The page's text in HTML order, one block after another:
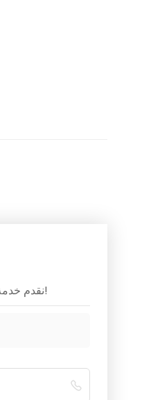
نقدم خدمة تصميم عبوات مستحضرات التجميل حسب الطلب، يرجى ترك متطلباتكم، وسنرد عليكم في أقرب وقت ممكن!